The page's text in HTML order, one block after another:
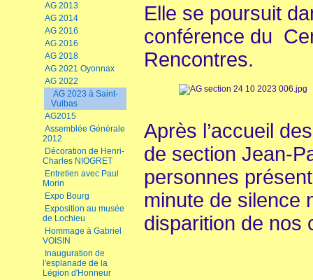
AG 2013
AG 2014
AG 2016
AG 2016
AG 2018
AG 2021 Oyonnax
AG 2022
AG 2023 à Saint-
Vulbas
AG2015
Assemblée Générale
2012
Décoration de Henri-
Charles NIOGRET
Entretien avec Paul
Morin
Expo Bourg
Exposition au musée
de Lochieu
Hommage à Gabriel
VOISIN
Inauguration de
l'esplanade de la
Légion d'Honneur
Elle se poursuit
conférence du
Rencontres.
Après l’accueil
de section Jean-
personnes
minute de silence
disparition de nos